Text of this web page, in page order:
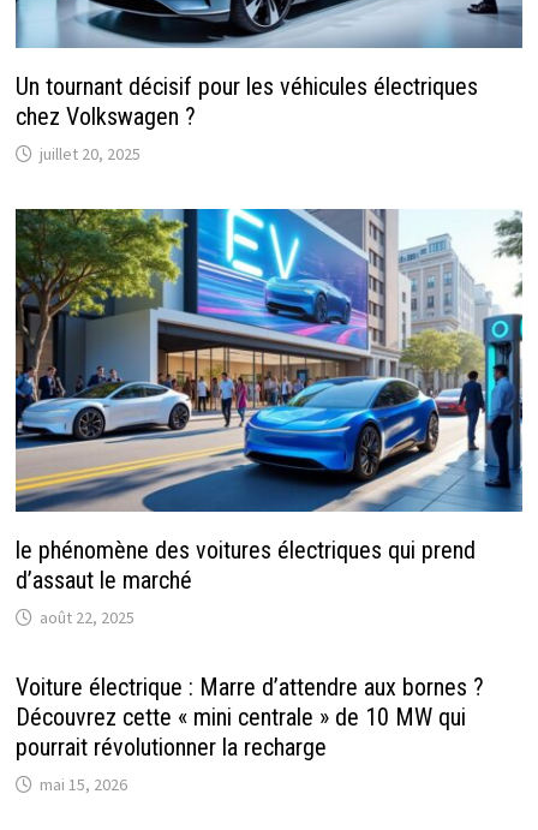
Un tournant décisif pour les véhicules électriques
chez Volkswagen ?
juillet 20, 2025
le phénomène des voitures électriques qui prend
d’assaut le marché
août 22, 2025
Voiture électrique : Marre d’attendre aux bornes ?
Découvrez cette « mini centrale » de 10 MW qui
pourrait révolutionner la recharge
mai 15, 2026